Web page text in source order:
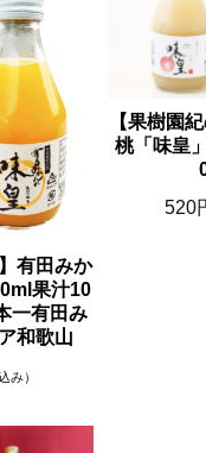
有田みか
果汁10
一有田み
和歌山
み）
【果樹園
桃「味皇
520